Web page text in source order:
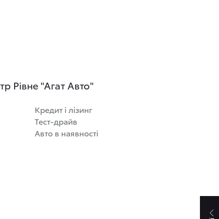
Рівне "Агат Авто"
Кредит і лізинг
Тест-драйв
Авто в наявності